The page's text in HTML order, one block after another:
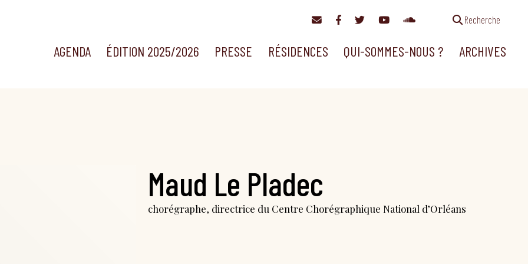
Recherche
AGENDA ÉDITION 2025/2026 PRESSE RÉSIDENCES QUI-SOMMES-NOUS ? ARCHIVES
Maud Le Pladec
chorégraphe, directrice du Centre Chorégraphique National d’Orléans